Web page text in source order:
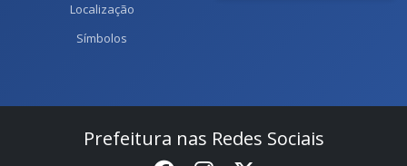
Localização
Símbolos
Prefeitura nas Redes Sociais